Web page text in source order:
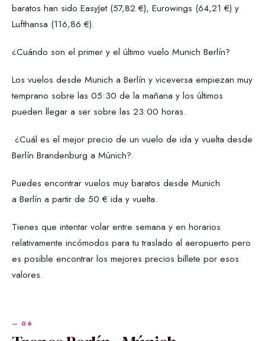
baratos han sido EasyJet (57,82 €), Eurowings (64,21 €) y
Lufthansa (116,86 €).
¿Cuándo son el primer y el último vuelo Munich Berlín?
Los vuelos desde Munich a Berlín y viceversa empiezan muy
temprano sobre las 05:30 de la mañana y los últimos
pueden llegar a ser sobre las 23:00 horas.
¿Cuál es el mejor precio de un vuelo de ida y vuelta desde
Berlín Brandenburg a Múnich?.
Puedes encontrar vuelos muy baratos desde Munich
a Berlín a partir de 50 € ida y vuelta.
Tienes que intentar volar entre semana y en horarios
relativamente incómodos para tu traslado al aeropuerto pero
es posible encontrar los mejores precios billete por esos
valores.